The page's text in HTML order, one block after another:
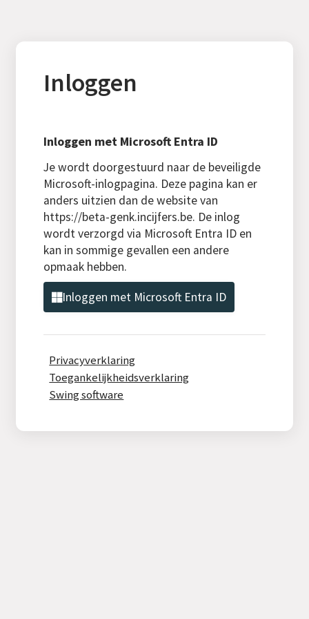
Inloggen
Inloggen met Microsoft Entra ID
Je wordt doorgestuurd naar de beveiligde
Microsoft-inlogpagina. Deze pagina kan er
anders uitzien dan de website van
https://beta-genk.incijfers.be. De inlog
wordt verzorgd via Microsoft Entra ID en
kan in sommige gevallen een andere
opmaak hebben.
Inloggen met Microsoft Entra ID
Privacyverklaring
Toegankelijkheidsverklaring
Swing software